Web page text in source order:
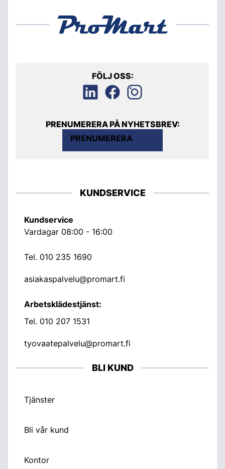
FÖLJ OSS:
PRENUMERERA PÅ NYHETSBREV:
PRENUMERERA
KUNDSERVICE
Kundservice
Vardagar 08:00 - 16:00
Tel. 010 235 1690
asiakaspalvelu@promart.fi
Arbetsklädestjänst:
Tel. 010 207 1531
tyovaatepalvelu@promart.fi
BLI KUND
Tjänster
Bli vår kund
Kontor